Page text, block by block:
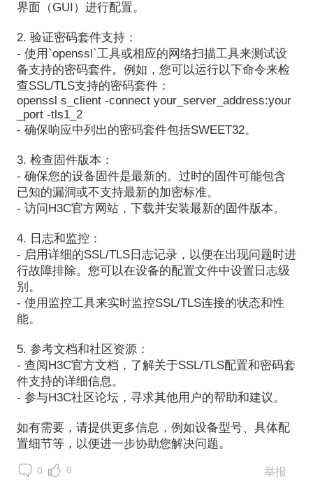
界面（GUI）进行配置。
2. 验证密码套件支持：
- 使用`openssl`工具或相应的网络扫描工具来测试设
备支持的密码套件。例如，您可以运行以下命令来检
查SSL/TLS支持的密码套件：
openssl s_client -connect your_server_address:your
_port -tls1_2
- 确保响应中列出的密码套件包括SWEET32。
3. 检查固件版本：
- 确保您的设备固件是最新的。过时的固件可能包含
已知的漏洞或不支持最新的加密标准。
- 访问H3C官方网站，下载并安装最新的固件版本。
4. 日志和监控：
- 启用详细的SSL/TLS日志记录，以便在出现问题时进
行故障排除。您可以在设备的配置文件中设置日志级
别。
- 使用监控工具来实时监控SSL/TLS连接的状态和性
能。
5. 参考文档和社区资源：
- 查阅H3C官方文档，了解关于SSL/TLS配置和密码套
件支持的详细信息。
- 参与H3C社区论坛，寻求其他用户的帮助和建议。
如有需要，请提供更多信息，例如设备型号、具体配
置细节等，以便进一步协助您解决问题。
0 0 举报